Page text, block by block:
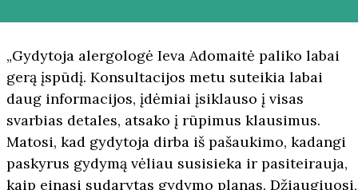
„Gydytoja alergologė Ieva Adomaitė paliko labai
gerą įspūdį. Konsultacijos metu suteikia labai
daug informacijos, įdėmiai įsiklauso į visas
svarbias detales, atsako į rūpimus klausimus.
Matosi, kad gydytoja dirba iš pašaukimo, kadangi
paskyrus gydymą vėliau susisieka ir pasiteirauja,
kaip einasi sudarytas gydymo planas. Džiaugiuosi,